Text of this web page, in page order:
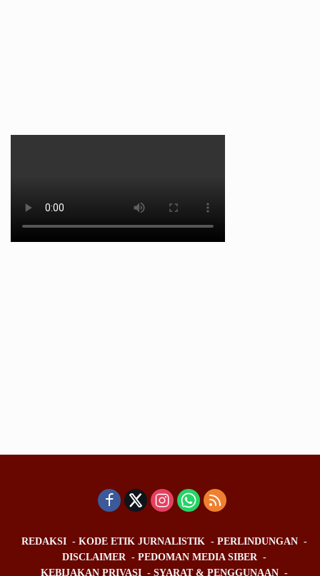
REDAKSI KODE ETIK JURNALISTIK
PERLINDUNGAN
DISCLAIMER
PEDOMAN MEDIA SIBER
KEBIJAKAN PRIVASI
SYARAT & PENGGUNAAN